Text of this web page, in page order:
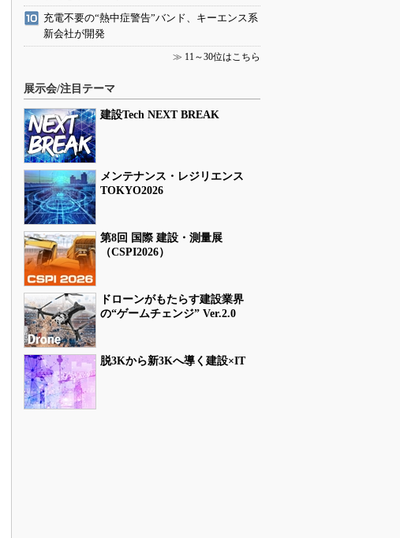
充電不要の“熱中症警告”バンド、キーエンス系
新会社が開発
≫ 11～30位はこちら
展示会/注目テーマ
建設Tech NEXT BREAK
メンテナンス・レジリエンス
TOKYO2026
第8回 国際 建設・測量展
（CSPI2026）
ドローンがもたらす建設業界
の“ゲームチェンジ” Ver.2.0
脱3Kから新3Kへ導く建設×IT